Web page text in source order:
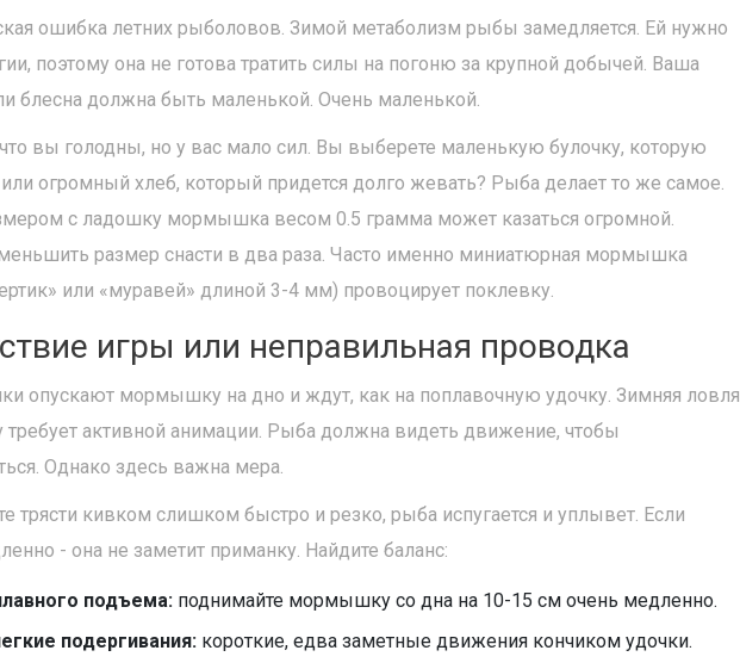
ошибка летних рыболовов. Зимой метаболизм рыбы замедляется. Ей нужно
поэтому она не готова тратить силы на погоню за крупной добычей. Ваша
блесна должна быть маленькой. Очень маленькой.
вы голодны, но у вас мало сил. Вы выберете маленькую булочку, которую
или огромный хлеб, который придется долго жевать? Рыба делает то же самое.
с ладошку мормышка весом 0.5 грамма может казаться огромной.
размер снасти в два раза. Часто именно миниатюрная мормышка
или «муравей» длиной 3-4 мм) провоцирует поклевку.
игры или неправильная проводка
опускают мормышку на дно и ждут, как на поплавочную удочку. Зимняя ловля
активной анимации. Рыба должна видеть движение, чтобы
Однако здесь важна мера.
трясти кивком слишком быстро и резко, рыба испугается и уплывет. Если
- она не заметит приманку. Найдите баланс:
подъема: поднимайте мормышку со дна на 10-15 см очень медленно.
подергивания: короткие, едва заметные движения кончиком удочки.